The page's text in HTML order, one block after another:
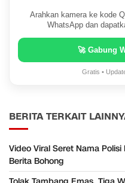
Arahkan kamera ke kode
WhatsApp dan
🚀 Gabung
Gratis •
BERITA TERKAIT
Video Viral Seret Nama
Berita Bohong